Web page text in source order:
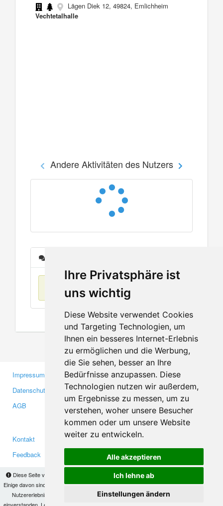
Ihre Privatsphäre ist
uns wichtig
Diese Website verwendet Cookies
und Targeting Technologien, um
Ihnen ein besseres Internet-Erlebnis
zu ermöglichen und die Werbung,
die Sie sehen, besser an Ihre
Bedürfnisse anzupassen. Diese
Technologien nutzen wir außerdem,
um Ergebnisse zu messen, um zu
verstehen, woher unsere Besucher
kommen oder um unsere Website
weiter zu entwickeln.
Alle akzeptieren
Ich lehne ab
Einstellungen ändern
Diese Seite verwendet Cookies, um Informationen auf Ihrem Computer zu speichern.
Einige davon sind notwendig, damit unsere Seite funktioniert, andere helfen uns dabei, das
Nutzererlebnis zu verbessern. Mit der Nutzung dieser Seite erklären Sie sich damit
Lägen Diek 12, 49824, Emlichheim
Vechtetalhalle
Andere Aktivitäten des Nutzers
Keine Einträge
Impressum
Datenschutzerklärung
AGB
Gewerbetreibende
Investoren
Medien
Kontakt
Feedback
Facebook
Twitter
YouTube
Google+